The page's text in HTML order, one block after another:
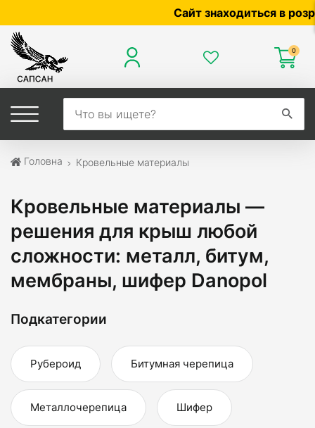
Сайт знаходиться в
0
Головна Кровельные материалы
Кровельные материалы —
решения для крыш любой
сложности: металл, битум,
мембраны, шифер Danopol
Подкатегории
Рубероид Битумная черепица
Металлочерепица Шифер